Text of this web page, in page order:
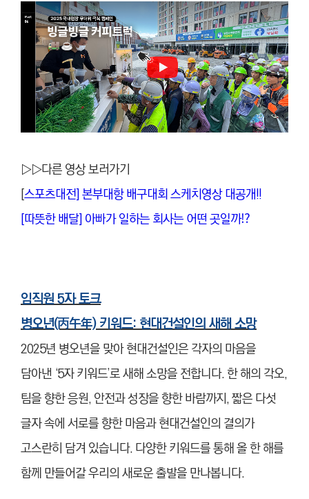
▷▷다른 영상 보러가기
[스포츠대전] 본부대항 배구대회 스케치영상 대공개!!
[따뜻한 배달] 아빠가 일하는 회사는 어떤 곳일까⁉
임직원 5자 토크
병오년(丙午年) 키워드: 현대건설인의 새해 소망
2025년 병오년을 맞아 현대건설인은 각자의 마음을
담아낸 ‘5자 키워드’로 새해 소망을 전합니다. 한 해의 각오,
팀을 향한 응원, 안전과 성장을 향한 바람까지, 짧은 다섯
글자 속에 서로를 향한 마음과 현대건설인의 결의가
고스란히 담겨 있습니다. 다양한 키워드를 통해 올 한 해를
함께 만들어갈 우리의 새로운 출발을 만나봅니다.